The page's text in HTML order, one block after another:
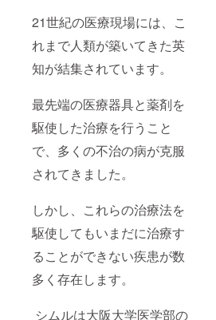
21世紀の医療現場には、こ
れまで人類が築いてきた英
知が結集されています。
最先端の医療器具と薬剤を
駆使した治療を行うこと
で、多くの不治の病が克服
されてきました。
しかし、これらの治療法を
駆使してもいまだに治療す
ることができない疾患が数
多く存在します。
シムルは大阪大学医学部の